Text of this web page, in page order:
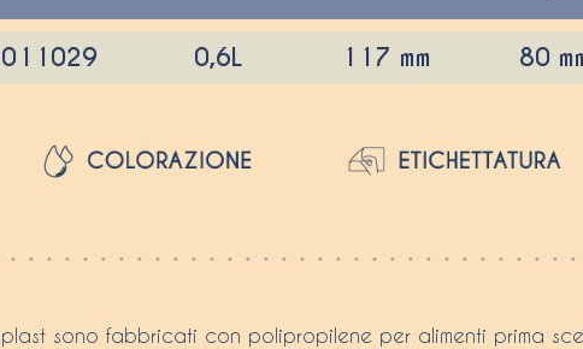
011029 0,6L 117 mm 80
sono fabbricati con polipropilene per alimenti prima